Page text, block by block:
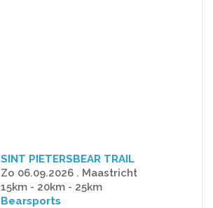
SINT PIETERSBEAR TRAIL
Zo 06.09.2026 . Maastricht
15km - 20km - 25km
Bearsports